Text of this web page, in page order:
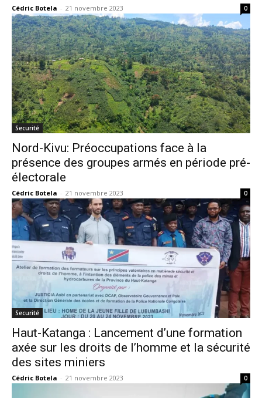
Cédric Botela - 21 novembre 2023 0
Securité
Nord-Kivu: Préoccupations face à la
présence des groupes armés en période pré-
électorale
Cédric Botela - 21 novembre 2023 0
Securité
Haut-Katanga : Lancement d’une formation
axée sur les droits de l’homme et la sécurité
des sites miniers
Cédric Botela - 21 novembre 2023 0